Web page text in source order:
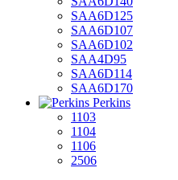
SAA6D125
SAA6D107
SAA6D102
SAA4D95
SAA6D114
SAA6D170
Perkins
1103
1104
1106
2506